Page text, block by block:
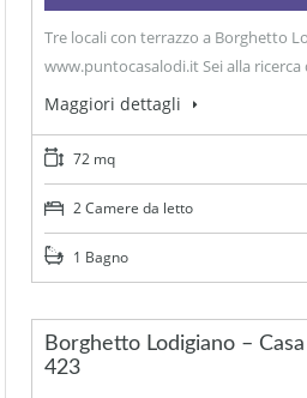
Tre locali con terrazzo a Borghetto
www.puntocasalodi.it Sei alla ricerca
Maggiori dettagli
72 mq
2 Camere da letto
1 Bagno
Borghetto Lodigiano –
423